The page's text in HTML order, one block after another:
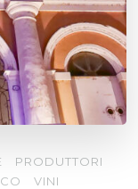
PRODUTTORI
VINI